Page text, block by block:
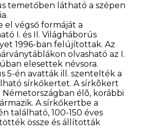
temetőben látható a szépen
el végső formáját a
I. és II. Világháborús
1996-ban felújítottak. Az
olvasható az I.
elesettek névsora.
5-én avatták ill. szentelték a
sírkőkertet. A sírkõkert
élõ, korábbi
A sírkőkertbe a
található, 100-150 éves
össze és állították